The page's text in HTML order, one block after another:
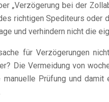
„Verzögerung bei der
richtigen Spediteurs
und verhindern nicht die
für Verzögerungen
Die Vermeidung von
manuelle Prüfung und